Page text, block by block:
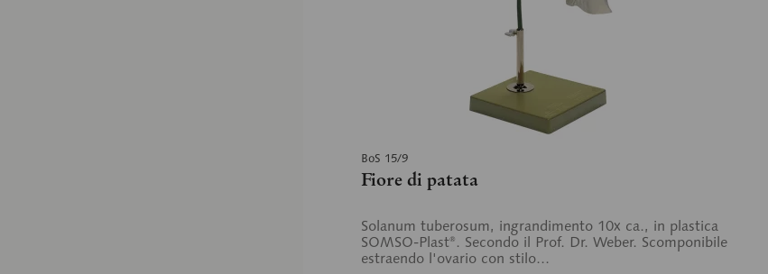
BoS 15/9
Fiore di patata
Solanum tuberosum, ingrandimento 10x ca., in plastica
SOMSO-Plast®. Secondo il Prof. Dr. Weber. Scomponibile
estraendo l'ovario con stilo...